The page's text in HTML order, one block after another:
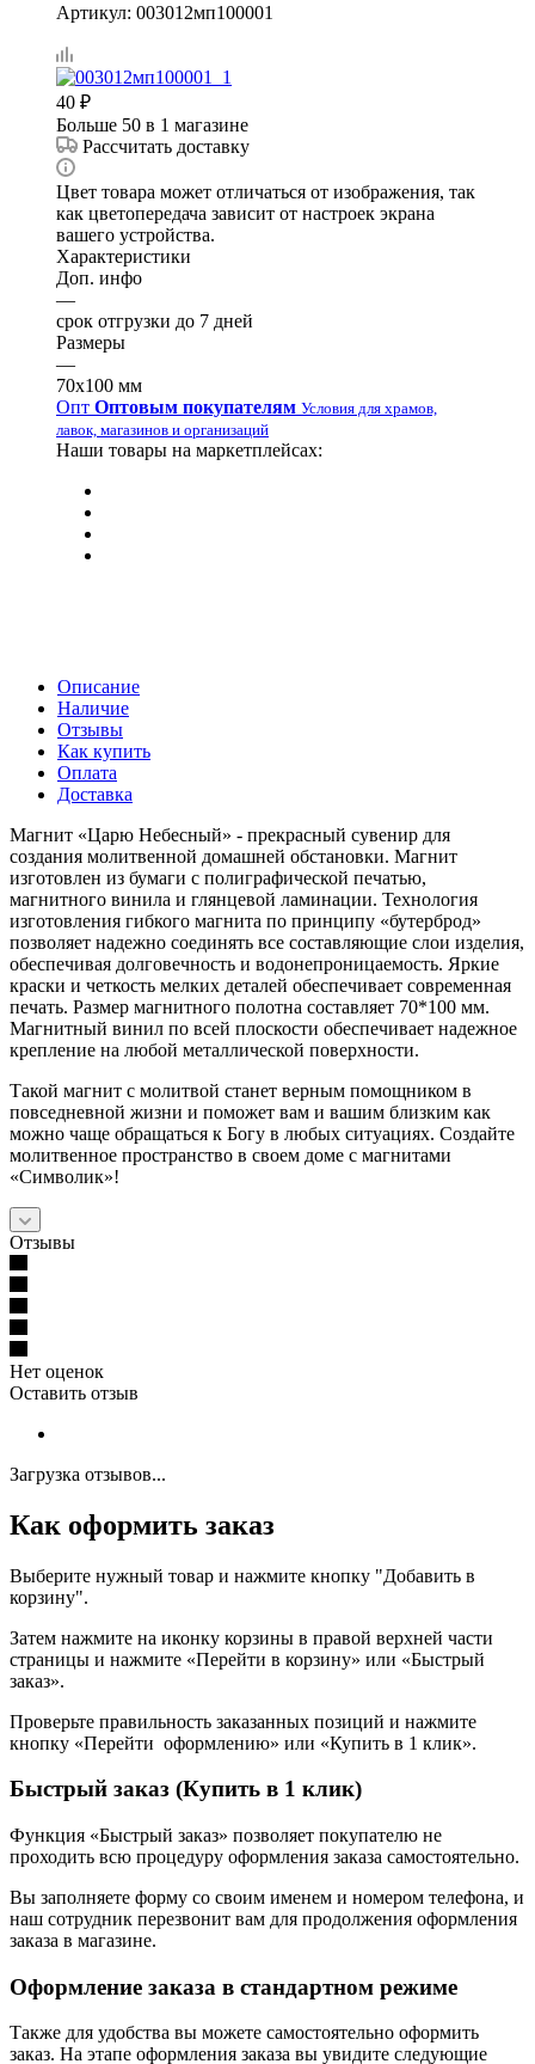
Артикул: 003012мп100001
40 ₽
Больше 50 в 1 магазине
Рассчитать доставку
Цвет товара может отличаться от изображения, так
как цветопередача зависит от настроек экрана
вашего устройства.
Характеристики
Доп. инфо
—
срок отгрузки до 7 дней
Размеры
—
70х100 мм
Опт Оптовым покупателям Условия для храмов,
лавок, магазинов и организаций
Наши товары на маркетплейсах:
Описание
Наличие
Отзывы
Как купить
Оплата
Доставка
Магнит «Царю Небесный» - прекрасный сувенир для
создания молитвенной домашней обстановки. Магнит
изготовлен из бумаги с полиграфической печатью,
магнитного винила и глянцевой ламинации. Технология
изготовления гибкого магнита по принципу «бутерброд»
позволяет надежно соединять все составляющие слои изделия,
обеспечивая долговечность и водонепроницаемость. Яркие
краски и четкость мелких деталей обеспечивает современная
печать. Размер магнитного полотна составляет 70*100 мм.
Магнитный винил по всей плоскости обеспечивает надежное
крепление на любой металлической поверхности.
Такой магнит с молитвой станет верным помощником в
повседневной жизни и поможет вам и вашим близким как
можно чаще обращаться к Богу в любых ситуациях. Создайте
молитвенное пространство в своем доме с магнитами
«Символик»!
Отзывы
Нет оценок
Оставить отзыв
Загрузка отзывов...
Как оформить заказ
Выберите нужный товар и нажмите кнопку "Добавить в
корзину".
Затем нажмите на иконку корзины в правой верхней части
страницы и нажмите «Перейти в корзину» или «Быстрый
заказ».
Проверьте правильность заказанных позиций и нажмите
кнопку «Перейти оформлению» или «Купить в 1 клик».
Быстрый заказ (Купить в 1 клик)
Функция «Быстрый заказ» позволяет покупателю не
проходить всю процедуру оформления заказа самостоятельно.
Вы заполняете форму со своим именем и номером телефона, и
наш сотрудник перезвонит вам для продолжения оформления
заказа в магазине.
Оформление заказа в стандартном режиме
Также для удобства вы можете самостоятельно оформить
заказ. На этапе оформления заказа вы увидите следующие